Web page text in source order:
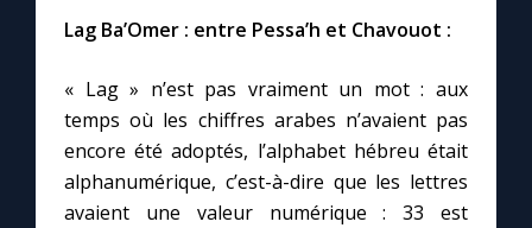
Lag Ba’Omer : entre Pessa’h et Chavouot :
« Lag » n’est pas vraiment un mot : aux
temps où les chiffres arabes n’avaient pas
encore été adoptés, l’alphabet hébreu était
alphanumérique, c’est-à-dire que les lettres
avaient une valeur numérique : 33 est